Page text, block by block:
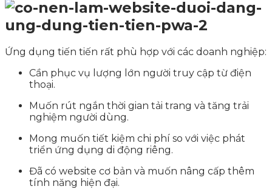
Ứng dụng tiến tiến rất phù hợp với các doanh nghiệp:
Cần phục vụ lượng lớn người truy cập từ điện
thoại.
Muốn rút ngắn thời gian tải trang và tăng trải
nghiệm người dùng.
Mong muốn tiết kiệm chi phí so với việc phát
triển ứng dụng di động riêng.
Đã có website cơ bản và muốn nâng cấp thêm
tính năng hiện đại.